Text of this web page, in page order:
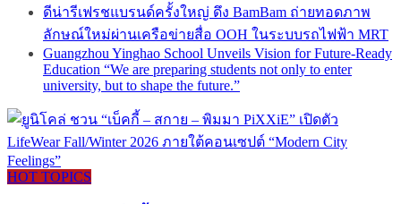
ดีน่ารีเฟรชแบรนด์ครั้งใหญ่ ดึง BamBam ถ่ายทอดภาพ
ลักษณ์ใหม่ผ่านเครือข่ายสื่อ OOH ในระบบรถไฟฟ้า MRT
Guangzhou Yinghao School Unveils Vision for Future-Ready
Education “We are preparing students not only to enter
university, but to shape the future.”
HOT TOPICS